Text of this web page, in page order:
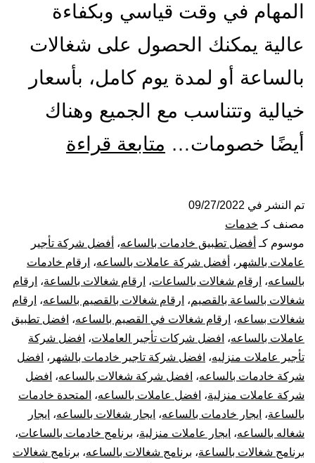
المهام في وقت قياسي وبكفاءة
عالية يمكنك الحصول على شغالات
بالساعة أو لمدة يوم كامل، بأسعار
خيالية وتتناسب مع الجميع وهناك
أيضًا خصومات… متابعة قراءة
بالقصيم
تم النشر في 09/27/2022
مصنف كـ خدمات
موسوم كـ أفضل تطبيق خادمات بالساعه، أفضل شركة تأجير
عاملات بالشهر ، أفضل شركة عاملات بالساعه، ارقام خادمات
بالساعه، ارقام شغالات بالساعات، ارقام شغالات بالساعة، ارقام
شغالات بالساعة بالقصيم، ارقام شغالات بالقصيم بالساعه، ارقام
شغالات بساعه، ارقام شغالات في القصيم بالساعه، افضل تطبيق
عاملات بالساعه، افضل شركات تأجير العاملات، افضل شركة
تأجير عاملات منزليه، افضل شركة تاجير خادمات بالشهر ، افضل
شركة خادمات بالساعه، افضل شركة شغالات بالساعه، افضل
شركة عاملات منزلية، افضل عاملات بالساعه، المتحدة خادمات
بالساعة، ايجار خادمات بالساعه، ايجار شغالات بالساعه، ايجار
شغاله بالساعه، ايجار عاملات منزلية، برنامج خادمات بالساعات،
برنامج شغالات بالساعة، برنامج شغالات بالساعه، برنامج شغالات